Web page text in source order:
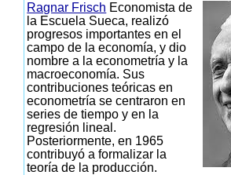
Ragnar Frisch Economista de
la Escuela Sueca, realizó
progresos importantes en el
campo de la economía, y dio
nombre a la econometría y la
macroeconomía. Sus
contribuciones teóricas en
econometría se centraron en
series de tiempo y en la
regresión lineal.
Posteriormente, en 1965
contribuyó a formalizar la
teoría de la producción.